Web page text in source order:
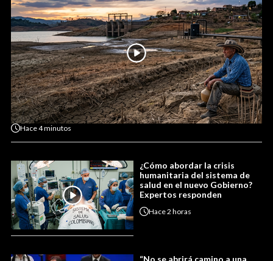
Hace4 minutos
¿Cómo abordar la crisis
humanitaria del sistema de
salud en el nuevo Gobierno?
Expertos responden
Hace2 horas